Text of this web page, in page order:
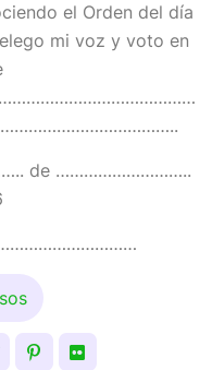
el Orden del día
mi voz y voto en
de ………………………..